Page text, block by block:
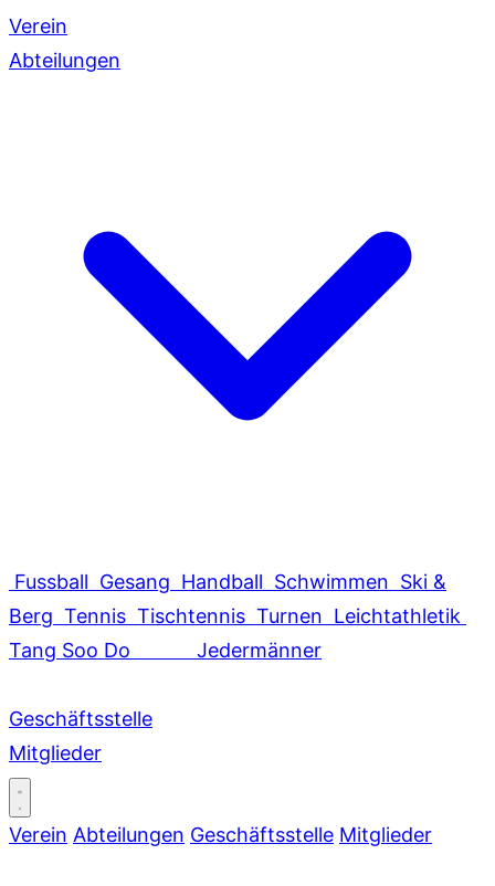
Verein
Abteilungen
Fussball Gesang Handball Schwimmen Ski &
Berg Tennis Tischtennis Turnen Leichtathletik
Tang Soo Do
Jedermänner
Geschäftsstelle
Mitglieder
Verein Abteilungen Geschäftsstelle Mitglieder